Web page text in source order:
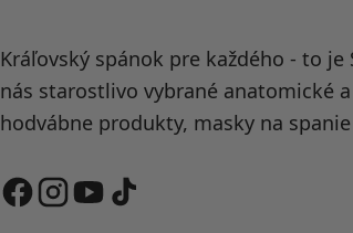
Kráľovský spánok pre každého - to je
nás starostlivo vybrané anatomické a
hodvábne produkty, masky na spanie